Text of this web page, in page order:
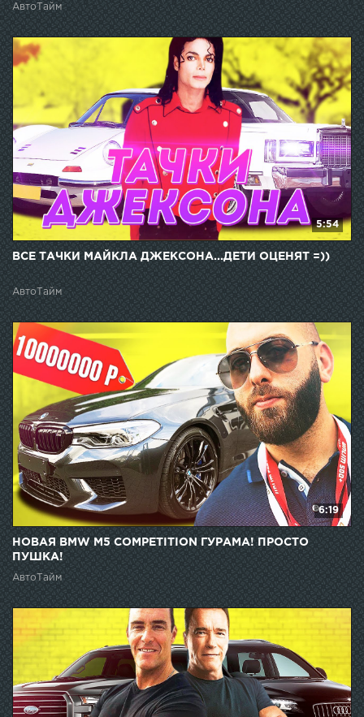
АвтоТайм
5:54
ВСЕ ТАЧКИ МАЙКЛА ДЖЕКСОНА...ДЕТИ ОЦЕНЯТ =))
АвтоТайм
6:19
НОВАЯ BMW M5 COMPETITION ГУРАМА! ПРОСТО
ПУШКА!
АвтоТайм